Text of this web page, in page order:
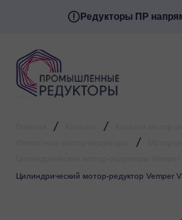
Редукторы ПР
/ /
/
Цилиндрический мотор-редуктор Vemper